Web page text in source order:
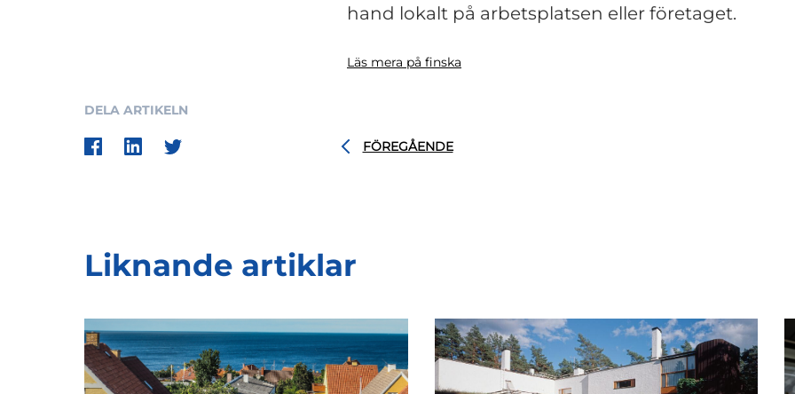
hand lokalt på arbetsplatsen eller företaget.
Läs mera på finska
DELA ARTIKELN
FÖREGÅENDE
Liknande artiklar